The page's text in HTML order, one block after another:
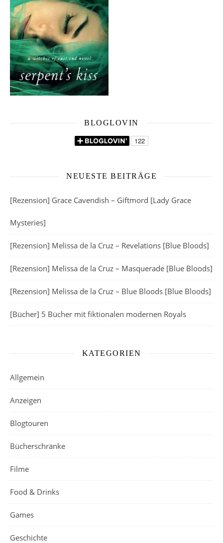
BLOGLOVIN
NEUESTE BEITRÄGE
[Rezension] Grace Cavendish – Giftmord [Lady Grace
Mysteries]
[Rezension] Melissa de la Cruz – Revelations [Blue Bloods]
[Rezension] Melissa de la Cruz – Masquerade [Blue Bloods]
[Rezension] Melissa de la Cruz – Blue Bloods [Blue Bloods]
[Bücher] 5 Bücher mit fiktionalen modernen Royals
KATEGORIEN
Allgemein
Anzeigen
Blogtouren
Bücherschränke
Filme
Food & Drinks
Games
Geschichte